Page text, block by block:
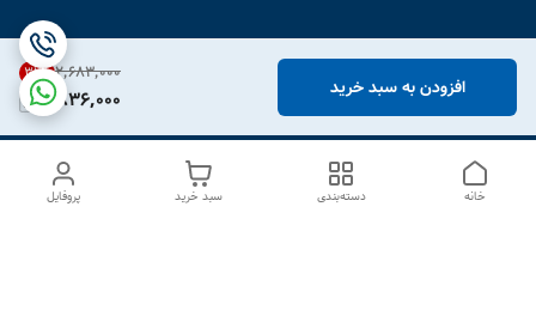
۲٬۶۸۳٬۰۰۰ 31%
1,836,000 افزودن به سبد خرید
پروفایل سبد خرید دسته‌بندی خانه